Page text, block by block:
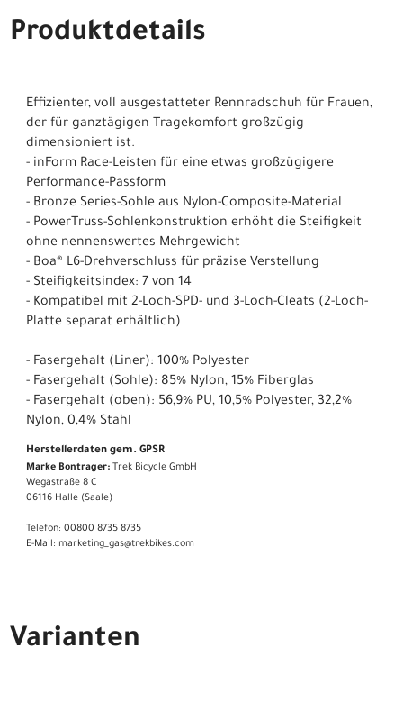
Produktdetails
Effizienter, voll ausgestatteter Rennradschuh für Frauen,
der für ganztägigen Tragekomfort großzügig
dimensioniert ist.
- inForm Race-Leisten für eine etwas großzügigere
Performance-Passform
- Bronze Series-Sohle aus Nylon-Composite-Material
- PowerTruss-Sohlenkonstruktion erhöht die Steifigkeit
ohne nennenswertes Mehrgewicht
- Boa® L6-Drehverschluss für präzise Verstellung
- Steifigkeitsindex: 7 von 14
- Kompatibel mit 2-Loch-SPD- und 3-Loch-Cleats (2-Loch-
Platte separat erhältlich)
- Fasergehalt (Liner): 100% Polyester
- Fasergehalt (Sohle): 85% Nylon, 15% Fiberglas
- Fasergehalt (oben): 56,9% PU, 10,5% Polyester, 32,2%
Nylon, 0,4% Stahl
Herstellerdaten gem. GPSR
Marke Bontrager: Trek Bicycle GmbH
Wegastraße 8 C
06116 Halle (Saale)
Telefon: 00800 8735 8735
E-Mail: marketing_gas@trekbikes.com
Varianten